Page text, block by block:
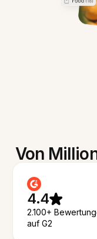
Von
4.4
2.100+
auf G2